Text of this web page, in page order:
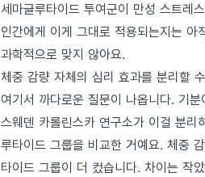
세마글루타이드 투여군이 만성 스트레
인간에게 이게 그대로 적용되는지는
과학적으로 맞지 않아요.
체중 감량 자체의 심리 효과를 분리할
여기서 까다로운 질문이 나옵니다. 기
스웨덴 카롤린스카 연구소가 이걸 분
루타이드 그룹을 비교한 거예요. 체중
타이드 그룹이 더 컸습니다. 차이는 작